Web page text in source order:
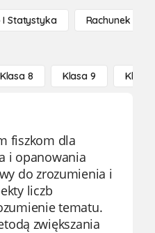
Statystyka Rachunek
Klasa 8 Klasa 9 Klasa
fiszkom dla
i opanowania
do zrozumienia i
liczb
tematu.
zwiększania